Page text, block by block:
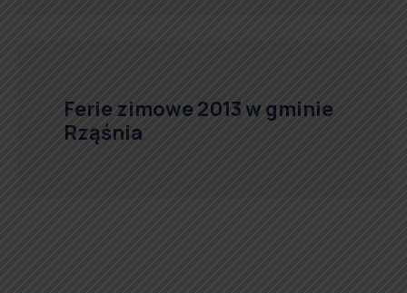
Ferie zimowe 2013 w gminie
Rząśnia